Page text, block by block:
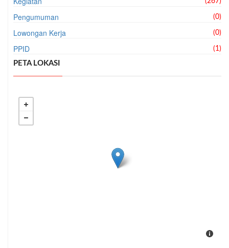
Pengumuman (0)
Lowongan Kerja (0)
PPID (1)
PETA LOKASI